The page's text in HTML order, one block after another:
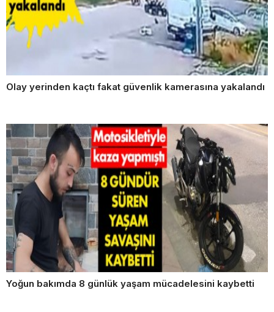
Olay yerinden kaçtı fakat güvenlik kamerasına yakalandı
Yoğun bakımda 8 günlük yaşam mücadelesini kaybetti